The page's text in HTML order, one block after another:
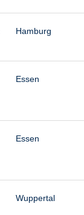
Hamburg
Essen
Essen
Wuppertal